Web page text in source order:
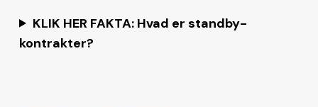
KLIK HER FAKTA: Hvad er standby-
kontrakter?